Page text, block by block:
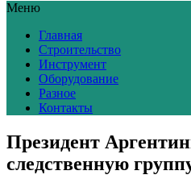
Меню
Главная
Строительство
Инструмент
Оборудование
Разное
Контакты
Президент
следственную